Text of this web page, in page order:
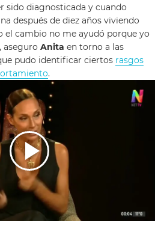
sido diagnosticada y cuando
después de diez años viviendo
el cambio no me ayudó porque yo
aseguro Anita en torno a las
pudo identificar ciertos rasgos
.